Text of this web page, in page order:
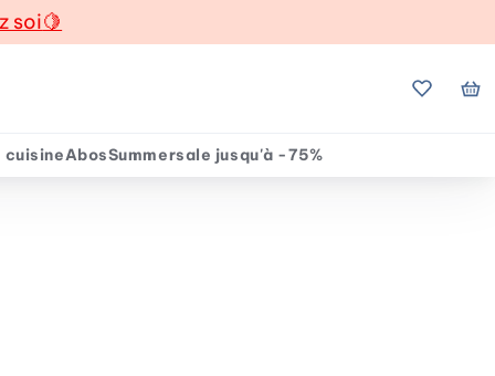
soi🍋
Mes
cuisineAbosSummersale jusqu'à -75%